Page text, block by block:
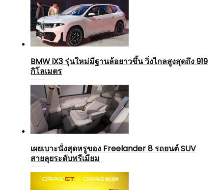
BMW iX3 รุ่นใหม่มีฐานล้อยาวขึ้น วิ่งไกลสูงสุดถึง 919
กิโลเมตร
เผยเบาะนั่งสุดหรูของ Freelander 8 รถยนต์ SUV
สายลุยระดับพรีเมียม